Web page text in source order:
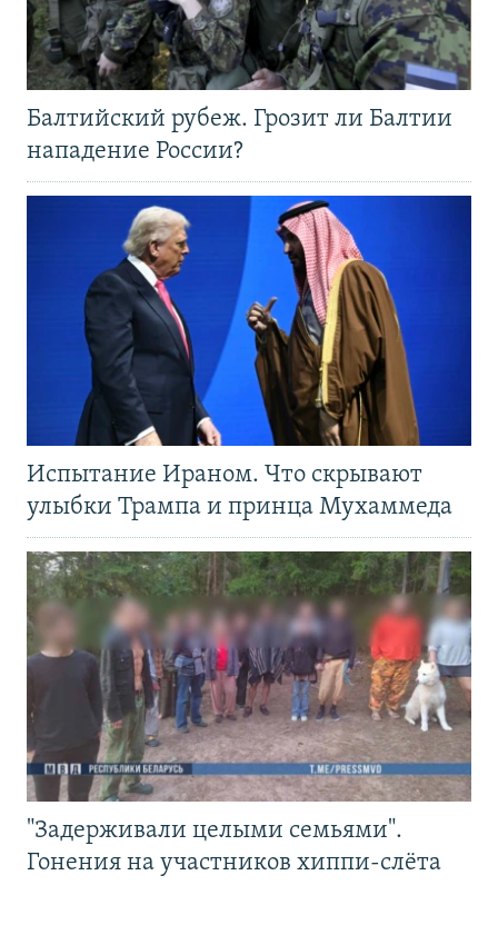
Балтийский рубеж. Грозит ли Балтии
нападение России?
Испытание Ираном. Что скрывают
улыбки Трампа и принца Мухаммеда
"Задерживали целыми семьями".
Гонения на участников хиппи-слёта